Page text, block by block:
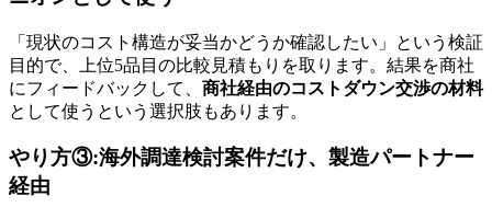
「現状のコスト構造が妥当かどうか確認したい」という検証
目的で、上位5品目の比較見積もりを取ります。結果を商社
にフィードバックして、 商社経由のコストダウン交渉の材料
として使うという選択肢もあります。
やり方③:海外調達検討案件だけ、製造パートナー
経由